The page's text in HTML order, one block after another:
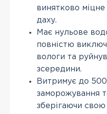
винятково
даху.
Має нульове
повністю
вологи та
зсередини.
Витримує до 500
заморожування
зберігаючи свою